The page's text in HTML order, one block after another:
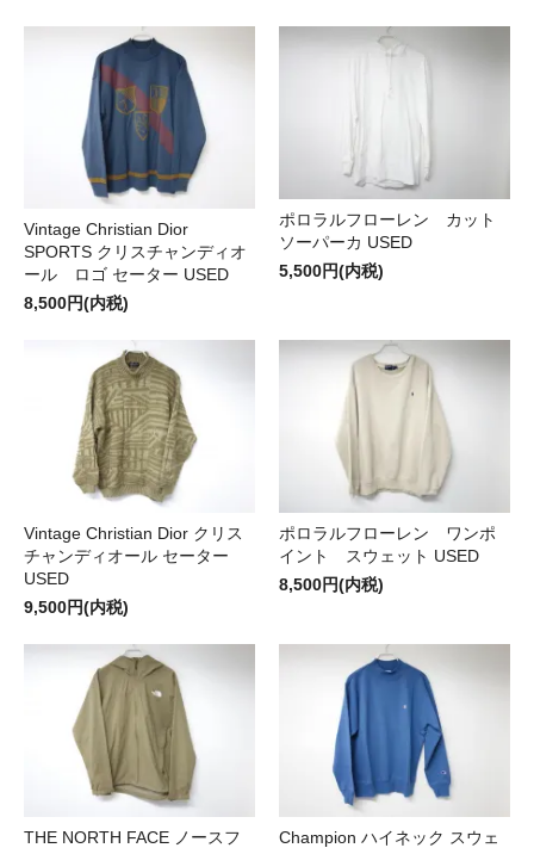
Vintage Christian Dior
SPORTS クリスチャンディオ
ール ロゴ セーター USED
8,500円(内税)
ポロラルフローレン カット
ソーパーカ USED
5,500円(内税)
Vintage Christian Dior クリス
チャンディオール セーター
USED
9,500円(内税)
ポロラルフローレン ワンポ
イント スウェット USED
8,500円(内税)
THE NORTH FACE ノースフ
Champion ハイネック スウェ